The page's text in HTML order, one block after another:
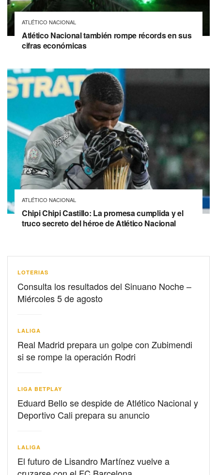
ATLÉTICO NACIONAL
Atlético Nacional también rompe récords en sus
cifras económicas
ATLÉTICO NACIONAL
Chipi Chipi Castillo: La promesa cumplida y el
truco secreto del héroe de Atlético Nacional
LOTERIAS
Consulta los resultados del Sinuano Noche –
Miércoles 5 de agosto
LALIGA
Real Madrid prepara un golpe con Zubimendi
si se rompe la operación Rodri
LIGA BETPLAY
Eduard Bello se despide de Atlético Nacional y
Deportivo Cali prepara su anuncio
LALIGA
El futuro de Lisandro Martínez vuelve a